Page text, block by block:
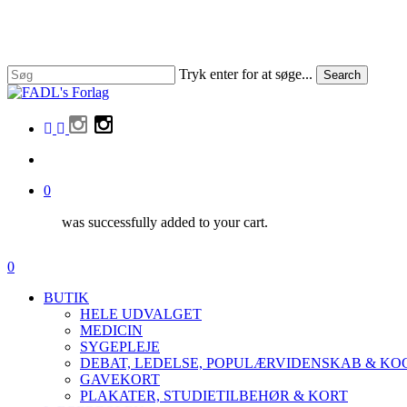
content
Tryk enter for at søge... Search
Close
facebook
linkedin
instagram
0
was successfully added to your cart.
Menu
search
0
BUTIK
HELE UDVALGET
MEDICIN
SYGEPLEJE
DEBAT, LEDELSE, POPULÆRVIDENSKAB &
GAVEKORT
PLAKATER, STUDIETILBEHØR & KORT